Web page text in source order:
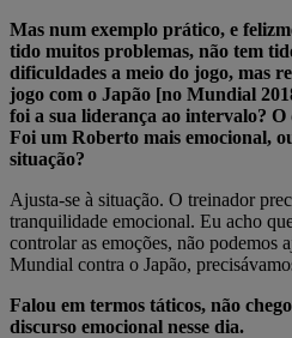
Mas num exemplo prático, e
tido muitos problemas, não tem
dificuldades a meio do jogo, mas
jogo com o Japão [no Mundial
foi a sua liderança ao intervalo? O
Foi um Roberto mais emocional,
situação?
Ajusta-se à situação. O treinador
tranquilidade emocional. Eu acho
controlar as emoções, não podemos
Mundial contra o Japão,
Falou em termos táticos, não
discurso emocional nesse dia.